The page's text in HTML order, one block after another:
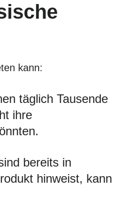
kann:
täglich Tausende
ihre
bereits in
hinweist, kann